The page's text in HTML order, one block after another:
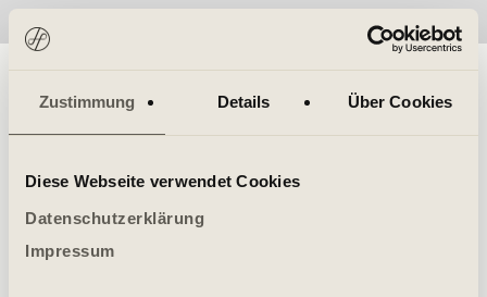
Zustimmung Details Über Cookies
Diese Webseite verwendet Cookies
Datenschutzerklärung
Impressum